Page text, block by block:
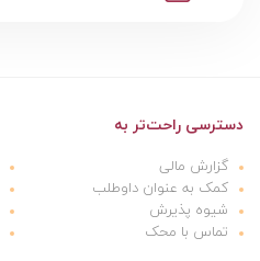
دسترسی راحت‌تر به
گزارش مالی
کمک به عنوان داوطلب
شیوه پذیرش
تماس با محک